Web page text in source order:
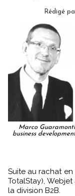
Rédigé
Marco
business
Suite au rachat en août dernier de JacTravel (et sa marque
TotalStay),
la division B2B.